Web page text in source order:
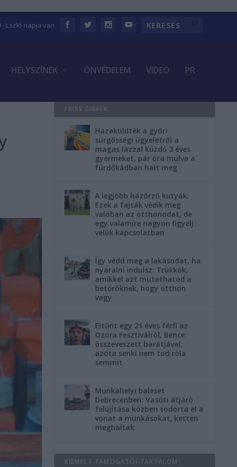
- Lszló napja van
HELYSZÍNEK ÖNVÉDELEM VIDEO PR
FRISS CIKKEK
Hazaküldték a győri
sürgősségi ügyeletről a
magas lázzal küzdő 3 éves
gyermeket, pár óra múlva a
fürdőkádban halt meg
A legjobb házőrző kutyák:
Ezek a fajták védik meg
valóban az otthonodat, de
egy valamire nagyon figyelj
velük kapcsolatban
Így védd meg a lakásodat, ha
nyaralni indulsz: Trükkök,
amikkel azt mutathatod a
betörőknek, hogy otthon
vagy
Eltűnt egy 21 éves férfi az
Ozora Fesztiválról, Bence
összeveszett barátjával,
azóta senki nem tud róla
semmit
Munkahelyi baleset
Debrecenben: Vasúti átjáró
felújítása közben sodorta el a
vonat a munkásokat, ketten
meghaltak
KIEMELT TÁMOGATÓI TARTALOM